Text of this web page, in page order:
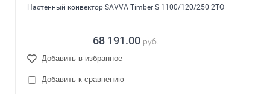
Настенный конвектор SAVVA Timber S 1100/120/250 2ТО
68 191.00 руб.
Добавить в избранное
Добавить к сравнению